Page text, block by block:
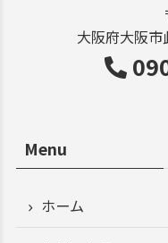
大阪府大阪
Menu
ホーム